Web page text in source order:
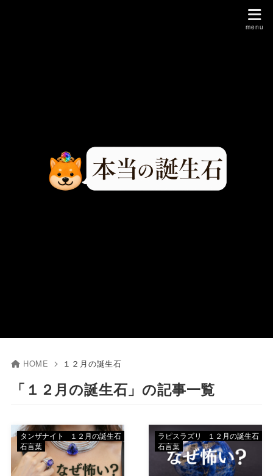
HOME １２月の誕生石
「１２月の誕生石」の記事一覧
タンザナイト
１２月の誕生石
石言葉
ラピスラズリ
１２月の誕生石
石言葉